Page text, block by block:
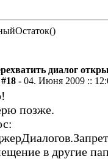
диалог
- 04. Июня 2009 ::
позже.
в другие